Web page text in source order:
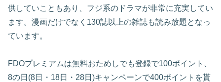
供していこともあり、フジ系のドラマが非常に充実してい
ます。漫画だけでなく130誌以上の雑誌も読み放題となっ
ています。
FDOプレミアムは無料おためしでも登録で100ポイント、
8の日(8日・18日・28日)キャンペーンで400ポイントを貰